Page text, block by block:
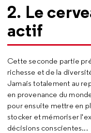
2. Le
actif
Cette seconde partie
richesse et de la
Jamais totalement au
en provenance du
pour ensuite mettre en
stocker et mémoriser
décisions conscientes...